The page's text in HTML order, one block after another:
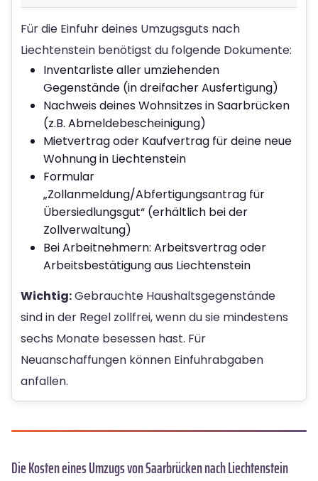
Für die Einfuhr deines Umzugsguts nach
Liechtenstein benötigst du folgende Dokumente:
Inventarliste aller umziehenden
Gegenstände (in dreifacher Ausfertigung)
Nachweis deines Wohnsitzes in Saarbrücken
(z.B. Abmeldebescheinigung)
Mietvertrag oder Kaufvertrag für deine neue
Wohnung in Liechtenstein
Formular
„Zollanmeldung/Abfertigungsantrag für
Übersiedlungsgut“ (erhältlich bei der
Zollverwaltung)
Bei Arbeitnehmern: Arbeitsvertrag oder
Arbeitsbestätigung aus Liechtenstein
Wichtig:Gebrauchte Haushaltsgegenstände
sind in der Regel zollfrei, wenn du sie mindestens
sechs Monate besessen hast. Für
Neuanschaffungen können Einfuhrabgaben
anfallen.
Die Kosten eines Umzugs von Saarbrücken nach Liechtenstein